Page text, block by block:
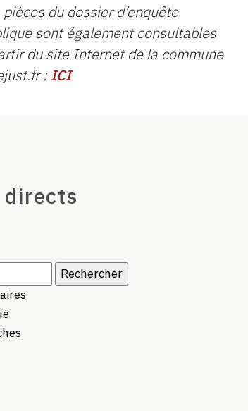
pièces du dossier d’enquête
sont également consultables
du site Internet de la commune
: ICI
directs